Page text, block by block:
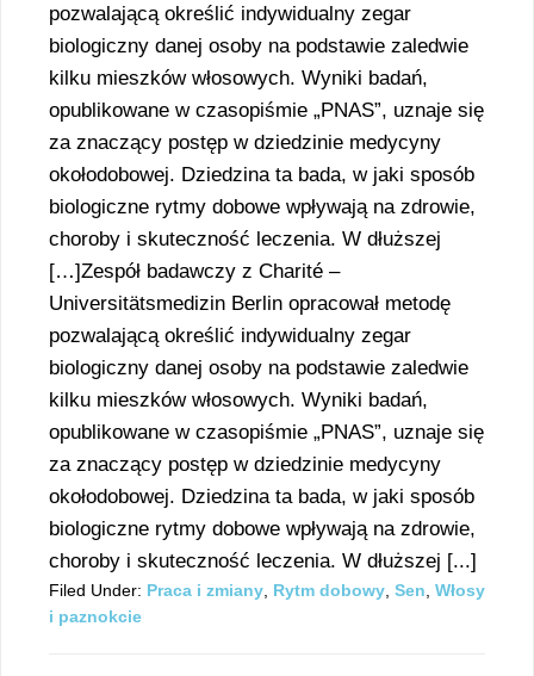
pozwalającą określić indywidualny zegar
biologiczny danej osoby na podstawie zaledwie
kilku mieszków włosowych. Wyniki badań,
opublikowane w czasopiśmie „PNAS”, uznaje się
za znaczący postęp w dziedzinie medycyny
okołodobowej. Dziedzina ta bada, w jaki sposób
biologiczne rytmy dobowe wpływają na zdrowie,
choroby i skuteczność leczenia. W dłuższej
[…]Zespół badawczy z Charité –
Universitätsmedizin Berlin opracował metodę
pozwalającą określić indywidualny zegar
biologiczny danej osoby na podstawie zaledwie
kilku mieszków włosowych. Wyniki badań,
opublikowane w czasopiśmie „PNAS”, uznaje się
za znaczący postęp w dziedzinie medycyny
okołodobowej. Dziedzina ta bada, w jaki sposób
biologiczne rytmy dobowe wpływają na zdrowie,
choroby i skuteczność leczenia. W dłuższej [...]
Filed Under: Praca i zmiany Rytm dobowy Sen Włosy
i paznokcie